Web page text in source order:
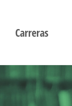
Carreras